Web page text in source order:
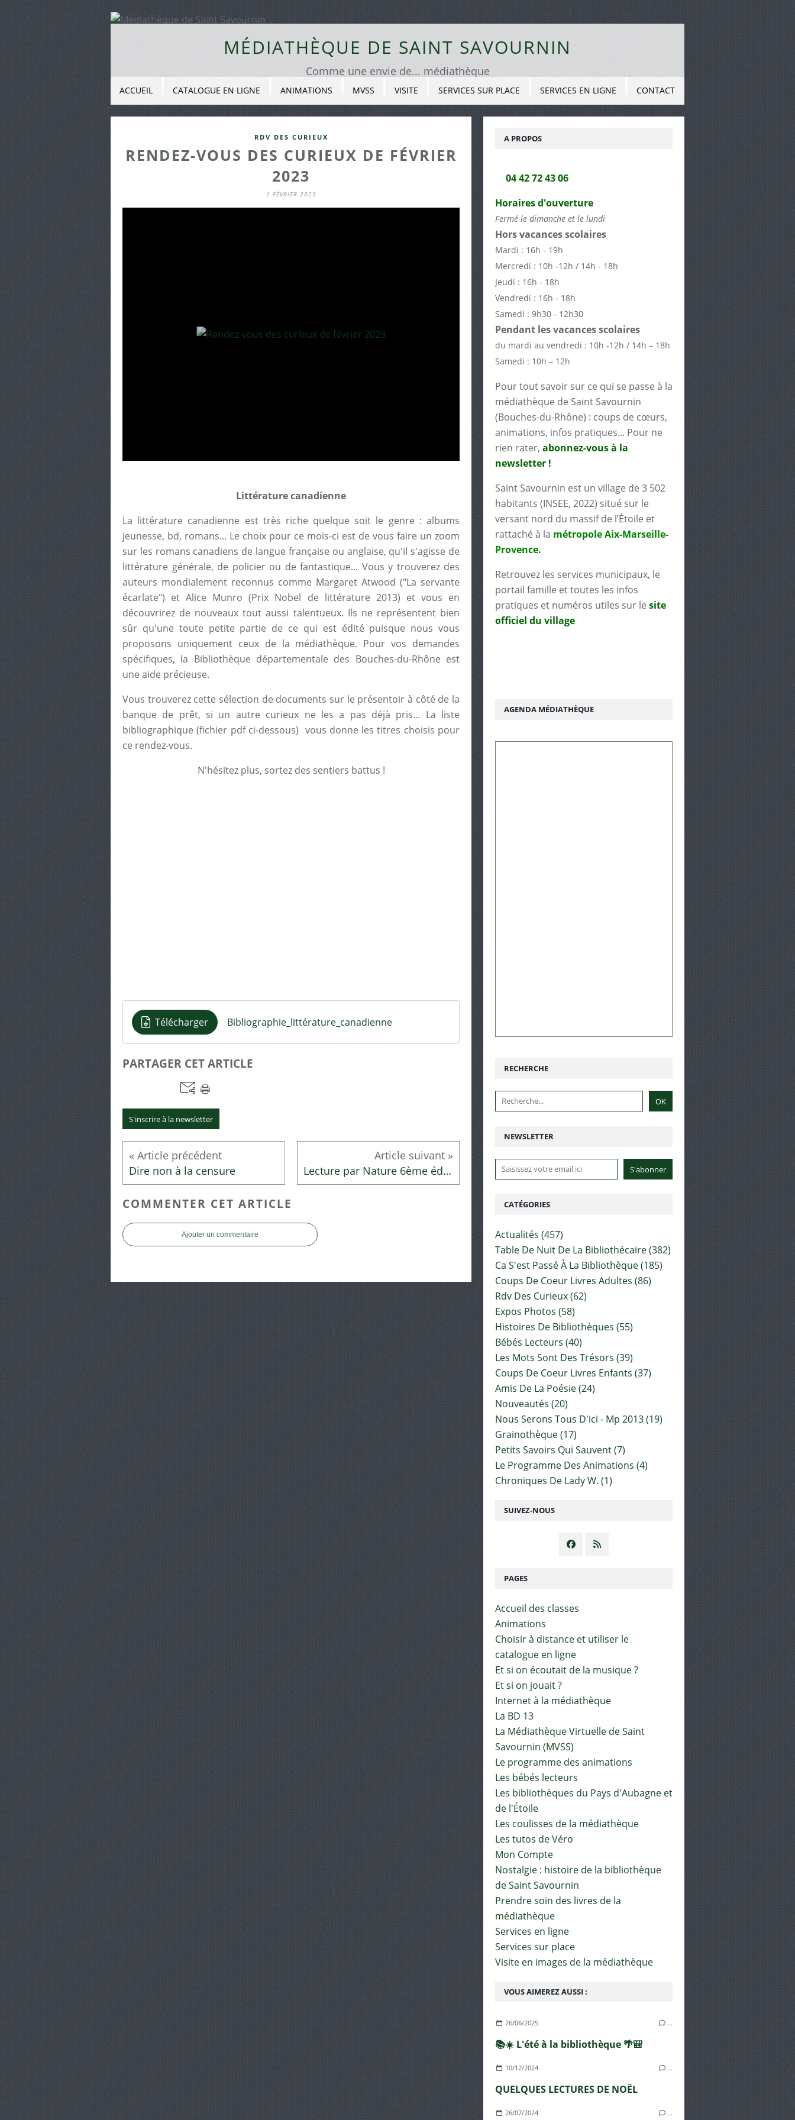
MÉDIATHÈQUE DE SAINT SAVOURNIN
Comme une envie de... médiathèque
ACCUEIL CATALOGUE EN LIGNE ANIMATIONS MVSS VISITE SERVICES SUR PLACE SERVICES EN LIGNE CONTACT
RDV DES CURIEUX
RENDEZ-VOUS DES CURIEUX DE FÉVRIER
2023
1 FÉVRIER 2023
Littérature canadienne
La littérature canadienne est très riche quelque soit le genre : albums
jeunesse, bd, romans... Le choix pour ce mois-ci est de vous faire un zoom
sur les romans canadiens de langue française ou anglaise, qu'il s'agisse de
littérature générale, de policier ou de fantastique... Vous y trouverez des
auteurs mondialement reconnus comme Margaret Atwood ("La servante
écarlate") et Alice Munro (Prix Nobel de littérature 2013) et vous en
découvrirez de nouveaux tout aussi talentueux. Ils ne représentent bien
sûr qu'une toute petite partie de ce qui est édité puisque nous vous
proposons uniquement ceux de la médiathèque. Pour vos demandes
spécifiques, la Bibliothèque départementale des Bouches-du-Rhône est
une aide précieuse.
Vous trouverez cette sélection de documents sur le présentoir à côté de la
banque de prêt, si un autre curieux ne les a pas déjà pris... La liste
bibliographique (fichier pdf ci-dessous) vous donne les titres choisis pour
ce rendez-vous.
N'hésitez plus, sortez des sentiers battus !
Télécharger Bibliographie_littérature_canadienne
PARTAGER CET ARTICLE
S'inscrire à la newsletter
Dire non à la censure Lecture par Nature 6ème édition à Saint Savournin
COMMENTER CET ARTICLE
Ajouter un commentaire
NEWSLETTER
SUIVEZ-NOUS
RECHERCHE
VOUS AIMEREZ AUSSI :
26/06/2025 …
📚☀️ L'été à la bibliothèque 🌴🎒
10/12/2024 …
QUELQUES LECTURES DE NOËL
26/07/2024 …
PAGES
Accueil des classes
Animations
Choisir à distance et utiliser le
catalogue en ligne
Et si on écoutait de la musique ?
Et si on jouait ?
Internet à la médiathèque
La BD 13
La Médiathèque Virtuelle de Saint
Savournin (MVSS)
Le programme des animations
Les bébés lecteurs
Les bibliothèques du Pays d'Aubagne et
de l'Étoile
Les coulisses de la médiathèque
Les tutos de Véro
Mon Compte
Nostalgie : histoire de la bibliothèque
de Saint Savournin
Prendre soin des livres de la
médiathèque
Services en ligne
Services sur place
Visite en images de la médiathèque
CATÉGORIES
Actualités (457)
Table De Nuit De La Bibliothécaire(382)
Ca S'est Passé À La Bibliothèque(185)
Coups De Coeur Livres Adultes (86)
Rdv Des Curieux(62)
Expos Photos (58)
Histoires De Bibliothèques (55)
Bébés Lecteurs (40)
Les Mots Sont Des Trésors (39)
Coups De Coeur Livres Enfants (37)
Amis De La Poésie(24)
Nouveautés (20)
Nous Serons Tous D'ici - Mp 2013(19)
Grainothèque(17)
Petits Savoirs Qui Sauvent(7)
Le Programme Des Animations (4)
Chroniques De Lady W. (1)
A PROPOS
04 42 72 43 06
Horaires d'ouverture
Fermé le dimanche et le lundi
Hors vacances scolaires
Mardi : 16h - 19h
Mercredi : 10h -12h / 14h - 18h
Jeudi : 16h - 18h
Vendredi : 16h - 18h
Samedi : 9h30 - 12h30
Pendant les vacances scolaires
du mardi au vendredi : 10h -12h / 14h – 18h
Samedi : 10h – 12h
Pour tout savoir sur ce qui se passe à la
médiathèque de Saint Savournin
(Bouches-du-Rhône) : coups de cœurs,
animations, infos pratiques... Pour ne
rien rater, abonnez-vous à la
newsletter !
Saint Savournin est un village de 3 502
habitants (INSEE, 2022) situé sur le
versant nord du massif de l’Étoile et
rattaché à la métropole Aix-Marseille-
Provence.
Retrouvez les services municipaux, le
portail famille et toutes les infos
pratiques et numéros utiles sur le site
officiel du village
AGENDA MÉDIATHÈQUE